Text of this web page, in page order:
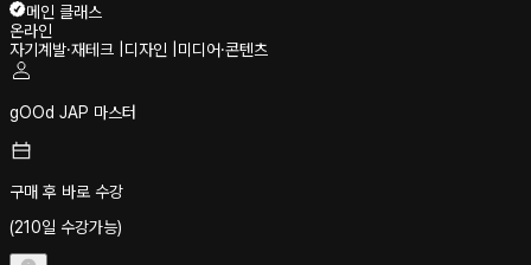
메인 클래스
온라인
자기계발·재테크
디자인 미디어·콘텐츠
gOOd JAP 마스터
구매 후 바로 수강
(210일 수강가능)